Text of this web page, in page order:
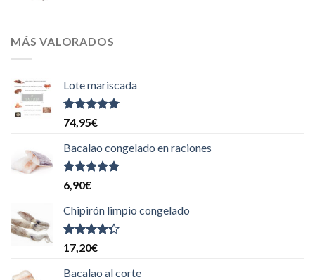
MÁS VALORADOS
Lote mariscada
Valorado
con
5
74,95€
Bacalao congelado en raciones
Valorado
con
5
6,90€
Chipirón limpio congelado
Valorado
con
de 5
17,20€
Bacalao al corte